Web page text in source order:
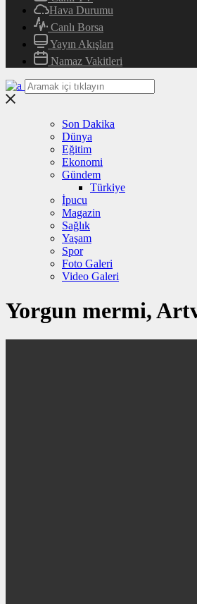
Hava Durumu
Canlı Borsa
Yayın Akışları
Namaz Vakitleri
Son Dakika
Dünya
Eğitim
Ekonomi
Gündem
Türkiye
İpucu
Magazin
Sağlık
Yaşam
Spor
Foto Galeri
Video Galeri
Yorgun mermi,